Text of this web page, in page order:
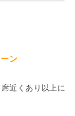
ン
近くあり以上に